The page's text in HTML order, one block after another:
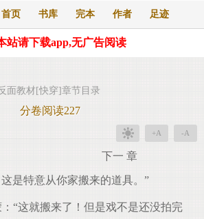
首页 书库 完本 作者 足迹
站请下载app,无广告阅读
面教材[快穿]章节目录
分卷阅读227
+A -A
下一 章
是特意从你家搬来的道具。”
“这就搬来了！但是戏不是还没拍完